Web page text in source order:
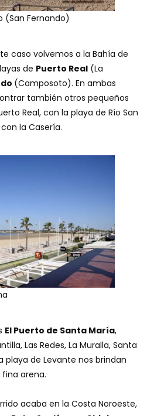
(San Fernando)
caso volvemos a la Bahía de
de Puerto Real (La
(Camposoto). En ambas
también otros pequeños
Real, con la playa de Río San
la Casería.
El Puerto de Santa María,
Las Redes, La Muralla, Santa
playa de Levante nos brindan
arena.
acaba en la Costa Noroeste,